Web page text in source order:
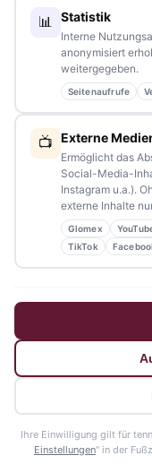
Redaktion:
NAVIGATION
Stellenanzeigen
Datenschutzerklärung
© 2026 tennews - Ein
📊 Statistik
Interne
anonymisiert
weitergegeben.
Seitenaufrufe
📺 Externe
Ermöglicht das
Social-Media-
Instagram u.a.).
externe Inhalte
Glomex
TikTok
Ihre Einwilligung gilt für
Einstellungen" in der